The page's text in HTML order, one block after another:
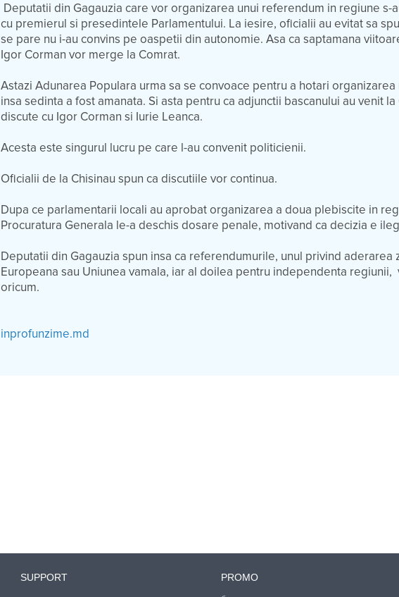
Deputatii din Gagauzia care vor organizarea unui referendum in regiune s-
cu premierul si presedintele Parlamentului. La iesire, oficialii au evitat sa
se pare nu i-au convins pe oaspetii din autonomie. Asa ca saptamana
Igor Corman vor merge la Comrat.
Astazi Adunarea Populara urma sa se convoace pentru a hotari
insa sedinta a fost amanata. Si asta pentru ca adjunctii bascanului au venit la
discute cu Igor Corman si Iurie Leanca.
Acesta este singurul lucru pe care l-au convenit politicienii.
Oficialii de la Chisinau spun ca discutiile vor continua.
Dupa ce parlamentarii locali au aprobat organizarea a doua plebiscite in
Procuratura Generala le-a deschis dosare penale, motivand ca decizia e
Deputatii din Gagauzia spun insa ca referendumurile, unul privind aderarea
Europeana sau Uniunea vamala, iar al doilea pentru independenta regiunii,
oricum.
inprofunzime.md
SUPPORT PROMO